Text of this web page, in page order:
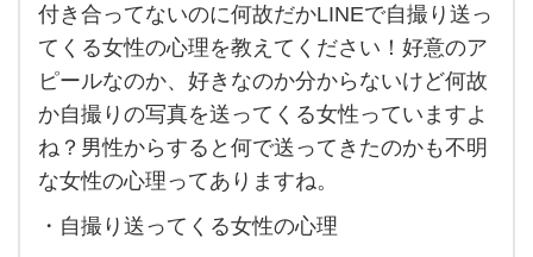
付き
合っ
てな
いの
に何
故だ
付き合ってないのに何故だかLINEで自撮り送っ
てくる女性の心理を教えてください！好意のア
ピールなのか、好きなのか分からないけど何故
か自撮りの写真を送ってくる女性っていますよ
ね？男性からすると何で送ってきたのかも不明
な女性の心理ってありますね。
・自撮り送ってくる女性の心理